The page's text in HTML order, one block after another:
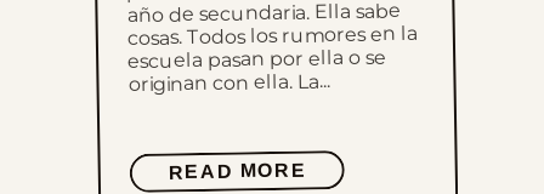
año de secundaria. Ella sabe
cosas. Todos los rumores en la
escuela pasan por ella o se
originan con ella. La...
READ MORE